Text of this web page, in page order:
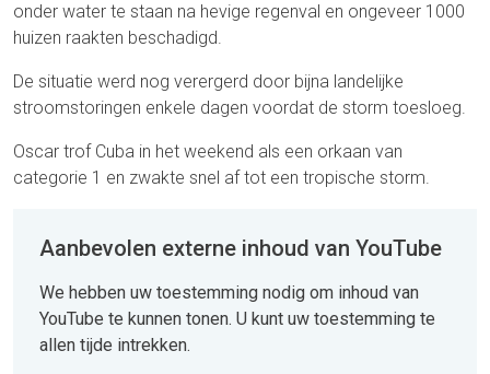
onder water te staan na hevige regenval en ongeveer 1000
huizen raakten beschadigd.
De situatie werd nog verergerd door bijna landelijke
stroomstoringen enkele dagen voordat de storm toesloeg.
Oscar trof Cuba in het weekend als een orkaan van
categorie 1 en zwakte snel af tot een tropische storm.
Aanbevolen externe inhoud van YouTube
We hebben uw toestemming nodig om inhoud van
YouTube te kunnen tonen. U kunt uw toestemming te
allen tijde intrekken.